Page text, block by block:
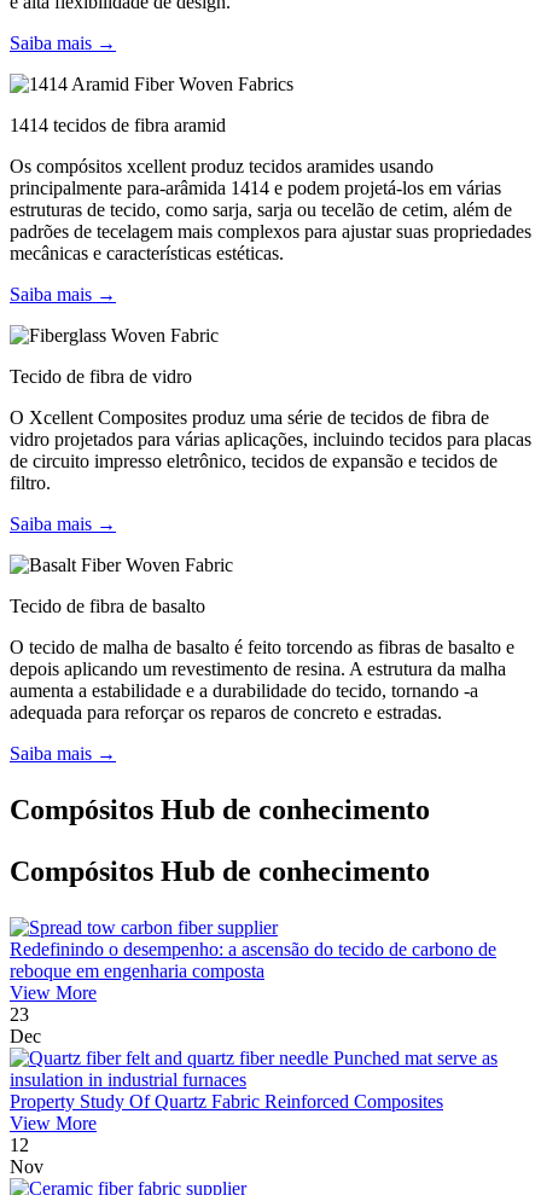
Saiba mais →
1414 tecidos de fibra aramid
Os compósitos xcellent produz tecidos aramides usando
principalmente para-arâmida 1414 e podem projetá-los em várias
estruturas de tecido, como sarja, sarja ou tecelão de cetim, além de
padrões de tecelagem mais complexos para ajustar suas propriedades
mecânicas e características estéticas.
Saiba mais →
Tecido de fibra de vidro
O Xcellent Composites produz uma série de tecidos de fibra de
vidro projetados para várias aplicações, incluindo tecidos para placas
de circuito impresso eletrônico, tecidos de expansão e tecidos de
filtro.
Saiba mais →
Tecido de fibra de basalto
O tecido de malha de basalto é feito torcendo as fibras de basalto e
depois aplicando um revestimento de resina. A estrutura da malha
aumenta a estabilidade e a durabilidade do tecido, tornando -a
adequada para reforçar os reparos de concreto e estradas.
Saiba mais →
Compósitos Hub de conhecimento
Compósitos Hub de conhecimento
Redefinindo o desempenho: a ascensão do tecido de carbono de
reboque em engenharia composta
View More
23
Dec
Property Study Of Quartz Fabric Reinforced Composites
View More
12
Nov